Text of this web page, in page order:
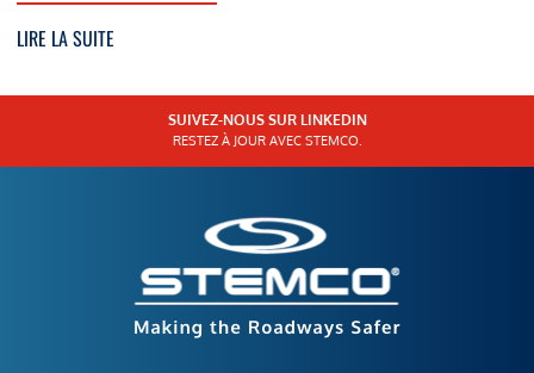
LIRE LA SUITE
SUIVEZ-NOUS SUR LINKEDIN
RESTEZ À JOUR AVEC STEMCO.